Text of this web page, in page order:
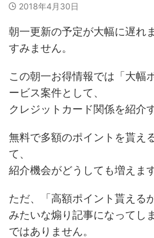
2018年4月30日
朝一更新の予定が大幅に遅れ
すみません。
この朝一お得情報では「大幅
ービス案件として、
クレジットカード関係を紹介
無料で多額のポイントを貰え
て、
紹介機会がどうしても増えます
ただ、「高額ポイント貰える
みたいな煽り記事になってし
ではありません。